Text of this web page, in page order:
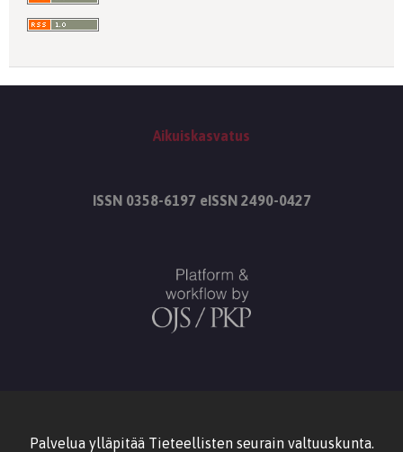
Aikuiskasvatus
ISSN 0358-6197 eISSN 2490-0427
Palvelua ylläpitää Tieteellisten seurain valtuuskunta